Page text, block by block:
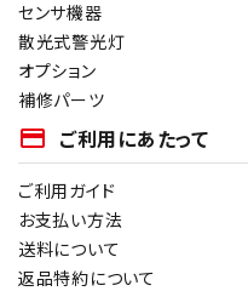
センサ機器
散光式警光灯
オプション
補修パーツ
payment ご利用にあたって
ご利用ガイド
お支払い方法
送料について
返品特約について